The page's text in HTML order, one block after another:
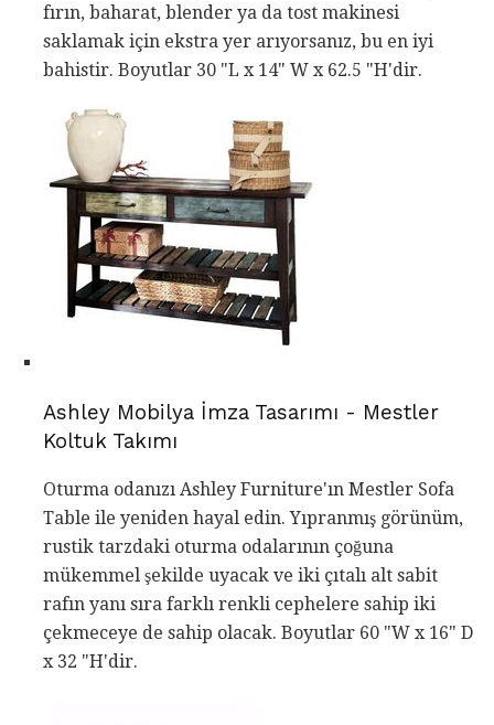
fırın, baharat, blender ya da tost makinesi
saklamak için ekstra yer arıyorsanız, bu en iyi
bahistir. Boyutlar 30 "L x 14" W x 62.5 "H'dir.
Ashley Mobilya İmza Tasarımı - Mestler
Koltuk Takımı
Oturma odanızı Ashley Furniture'ın Mestler Sofa
Table ile yeniden hayal edin. Yıpranmış görünüm,
rustik tarzdaki oturma odalarının çoğuna
mükemmel şekilde uyacak ve iki çıtalı alt sabit
rafın yanı sıra farklı renkli cephelere sahip iki
çekmeceye de sahip olacak. Boyutlar 60 "W x 16" D
x 32 "H'dir.